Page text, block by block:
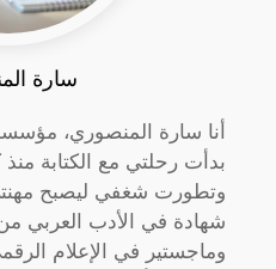
سارة
أنا سارة المنصوري،
بدأت رحلتي مع الكتابة
وتطورت شغفي ليصبح
شهادة في الأدب العربي
وماجستير في الإعلام